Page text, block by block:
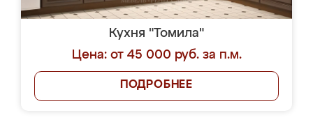
Кухня "Томила"
Цена: от 45 000 руб. за п.м.
ПОДРОБНЕЕ